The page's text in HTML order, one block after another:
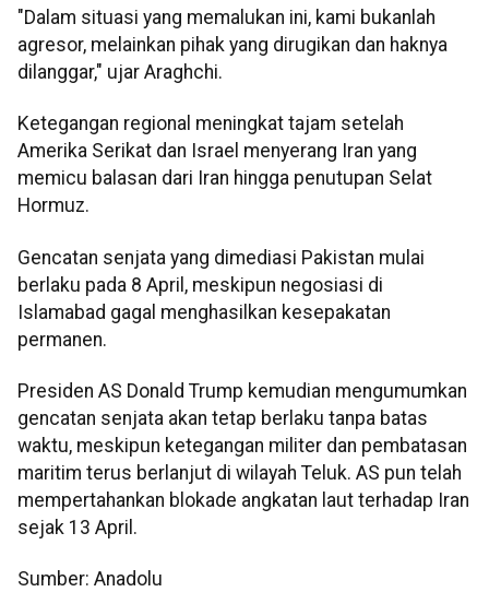
"Dalam situasi yang memalukan ini, kami bukanlah
agresor, melainkan pihak yang dirugikan dan haknya
dilanggar," ujar Araghchi.
Ketegangan regional meningkat tajam setelah
Amerika Serikat dan Israel menyerang Iran yang
memicu balasan dari Iran hingga penutupan Selat
Hormuz.
Gencatan senjata yang dimediasi Pakistan mulai
berlaku pada 8 April, meskipun negosiasi di
Islamabad gagal menghasilkan kesepakatan
permanen.
Presiden AS Donald Trump kemudian mengumumkan
gencatan senjata akan tetap berlaku tanpa batas
waktu, meskipun ketegangan militer dan pembatasan
maritim terus berlanjut di wilayah Teluk. AS pun telah
mempertahankan blokade angkatan laut terhadap Iran
sejak 13 April.
Sumber: Anadolu